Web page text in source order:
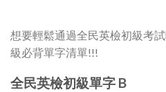
想要輕鬆通過全民英檢初級考
級必背單字清單!!!
全民英檢初級單字 B